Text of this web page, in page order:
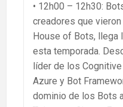
• 12h00 – 12h30:
creadores que
House of Bots, llega
esta temporada.
líder de los
Azure y Bot
dominio de los Bots